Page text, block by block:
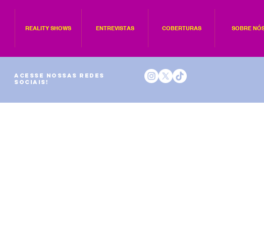
REALITY SHOWS ENTREVISTAS COBERTURAS SOBRE
Acesse nossas redes
sociais!